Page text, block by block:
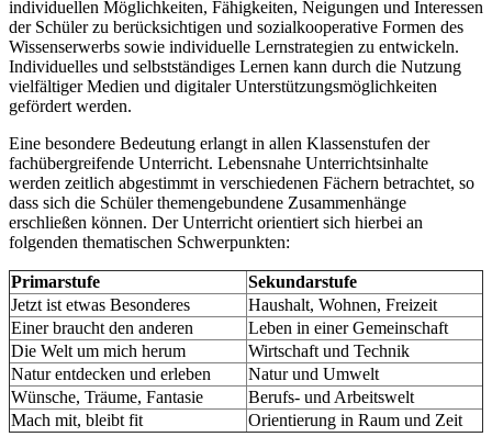
individuellen Möglichkeiten, Fähigkeiten, Neigungen und Interessen
der Schüler zu berücksichtigen und sozialkooperative Formen des
Wissenserwerbs sowie individuelle Lernstrategien zu entwickeln.
Individuelles und selbstständiges Lernen kann durch die Nutzung
vielfältiger Medien und digitaler Unterstützungsmöglichkeiten
gefördert werden.
Eine besondere Bedeutung erlangt in allen Klassenstufen der
fachübergreifende Unterricht. Lebensnahe Unterrichtsinhalte
werden zeitlich abgestimmt in verschiedenen Fächern betrachtet, so
dass sich die Schüler themengebundene Zusammenhänge
erschließen können. Der Unterricht orientiert sich hierbei an
folgenden thematischen Schwerpunkten:
Primarstufe
Sekundarstufe
Jetzt ist etwas Besonderes
Haushalt, Wohnen, Freizeit
Einer braucht den anderen
Leben in einer Gemeinschaft
Die Welt um mich herum
Wirtschaft und Technik
Natur entdecken und erleben
Natur und Umwelt
Wünsche, Träume, Fantasie
Berufs- und Arbeitswelt
Mach mit, bleibt fit
Orientierung in Raum und Zeit